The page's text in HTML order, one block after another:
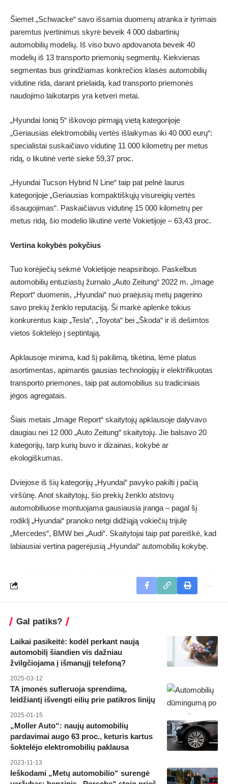
Šiemet „Schwacke“ savo išsamia duomenų atranka ir tyrimais
paremtus įvertinimus skyrė beveik 4 000 dabartinių
automobilių modelių. Iš viso buvo apdovanota beveik 40
modelių iš 13 transporto priemonių segmentų. Kiekvienas
segmentas bus grindžiamas konkrečios klasės automobilių
vidutine rida, darant prielaidą, kad transporto priemonės
naudojimo laikotarpis yra ketveri metai.
„Hyundai Ioniq 5“ iškovojo pirmąją vietą kategorijoje
„Geriausias elektromobilių vertės išlaikymas iki 40 000 eurų“:
specialistai suskaičiavo vidutinę 11 000 kilometrų per metus
ridą, o likutinė vertė siekė 59,37 proc.
„Hyundai Tucson Hybrid N Line“ taip pat pelnė laurus
kategorijoje „Geriausias kompaktiškųjų visureigių vertės
išsaugojimas“. Paskaičiavus vidutinę 15 000 kilometrų per
metus ridą, šio modelio likutinė vertė Vokietijoje – 63,43 proc.
Vertina kokybės pokyčius
Tuo korėjiečių sėkmė Vokietijoje neapsiribojo. Paskelbus
automobilių entuziastų žurnalo „Auto Zeitung“ 2022 m. „Image
Report“ duomenis, „Hyundai“ nuo praėjusių metų pagerino
savo prekių ženklo reputaciją. Ši markė aplenkė tokius
konkurentus kaip „Tesla“, „Toyota“ bei „Škoda“ ir iš dešimtos
vietos šoktelėjo į septintąją.
Apklausoje minima, kad šį pakilimą, tikėtina, lėmė platus
asortimentas, apimantis gausias technologijų ir elektrifikuotas
transporto priemones, taip pat automobilius su tradiciniais
jėgos agregatais.
Šiais metais „Image Report“ skaitytojų apklausoje dalyvavo
daugiau nei 12 000 „Auto Zeitung“ skaitytojų. Jie balsavo 20
kategorijų, tarp kurių buvo ir dizainas, kokybė ar
ekologiškumas.
Dviejose iš šių kategorijų „Hyundai“ pavyko pakilti į pačią
viršūnę. Anot skaitytojų, šio prekių ženklo atstovų
automobiliuose montuojama gausiausia įranga – pagal šį
rodiklį „Hyundai“ pranoko netgi didžiąją vokiečių trijulę
„Mercedes“, BMW bei „Audi“. Skaitytojai taip pat pareiškė, kad
labiausiai vertina pagerėjusią „Hyundai“ automobilių kokybę.
Gal patiks?
Laikai pasikeitė: kodėl perkant naują
automobilį šiandien vis dažniau
žvilgčiojama į išmanųjį telefoną?
2025-03-12
TA įmonės sufleruoja sprendimą,
leidžiantį išvengti eilių prie patikros linijų
2025-01-15
„Moller Auto“: naujų automobilių
pardavimai augo 63 proc., keturis kartus
šoktelėjo elektromobilių paklausa
2023-11-13
Ieškodami „Metų automobilio“ surengė